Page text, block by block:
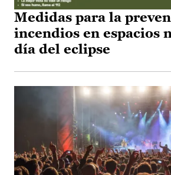
Medidas para la
incendios en espacios
día del eclipse